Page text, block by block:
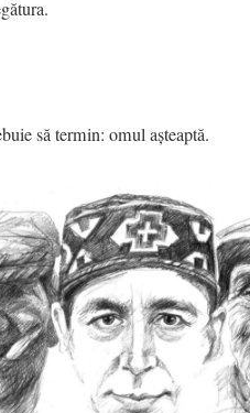
să termin: omul așteaptă.